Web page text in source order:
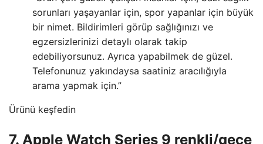
sorunları yaşayanlar için, spor yapanlar için büyük
bir nimet. Bildirimleri görüp sağlığınızı ve
egzersizlerinizi detaylı olarak takip
edebiliyorsunuz. Ayrıca yapabilmek de güzel.
Telefonunuz yakındaysa saatiniz aracılığıyla
arama yapmak için.”
Ürünü keşfedin
7. Apple Watch Series 9 renkli/gece